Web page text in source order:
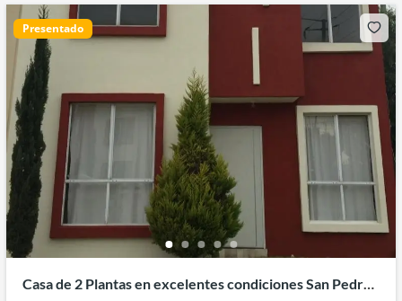
Presentado
Casa de 2 Plantas en excelentes condiciones San Pedro